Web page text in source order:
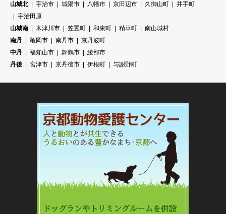
山城北
宇治市 城陽市 八幡市 京田辺市 久御山町
井手町
宇治田原
山城南
木津川市 笠置町 和束町 精華町
南山城村
南丹
亀岡市 南丹市
京丹波町
中丹
福知山市 舞鶴市
綾部市
丹後
宮津市 京丹後市 伊根町 与謝野町